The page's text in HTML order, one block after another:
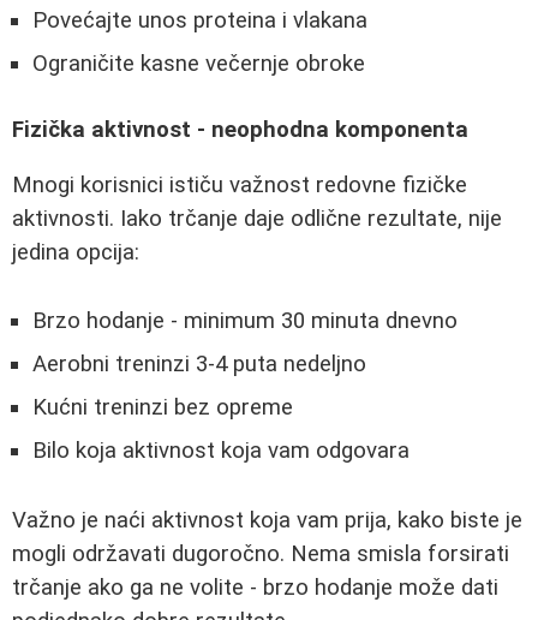
Povećajte unos proteina i vlakana
Ograničite kasne večernje obroke
Fizička aktivnost - neophodna komponenta
Mnogi korisnici ističu važnost redovne fizičke
aktivnosti. Iako trčanje daje odlične rezultate, nije
jedina opcija:
Brzo hodanje - minimum 30 minuta dnevno
Aerobni treninzi 3-4 puta nedeljno
Kućni treninzi bez opreme
Bilo koja aktivnost koja vam odgovara
Važno je naći aktivnost koja vam prija, kako biste je
mogli održavati dugoročno. Nema smisla forsirati
trčanje ako ga ne volite - brzo hodanje može dati